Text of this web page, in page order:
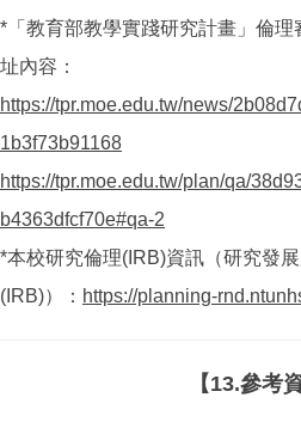
*「教育部教學實踐研究計畫」倫
址內容：
https://tpr.moe.edu.tw/news/
1b3f73b91168
https://tpr.moe.edu.tw/plan/qa/
b4363dfcf70e#qa-2
*本校研究倫理(IRB)資訊（研究發
(IRB)）： https://planning-
【13.參考